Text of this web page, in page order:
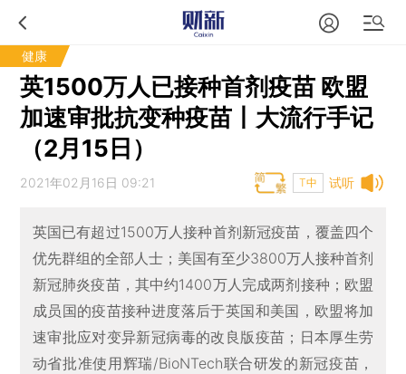
健康
英1500万人已接种首剂疫苗 欧盟
加速审批抗变种疫苗丨大流行手记
（2月15日）
试听
2021年02月16日 09:21 T中
英国已有超过1500万人接种首剂新冠疫苗，覆盖四个
优先群组的全部人士；美国有至少3800万人接种首剂
新冠肺炎疫苗，其中约1400万人完成两剂接种；欧盟
成员国的疫苗接种进度落后于英国和美国，欧盟将加
速审批应对变异新冠病毒的改良版疫苗；日本厚生劳
动省批准使用辉瑞/BioNTech联合研发的新冠疫苗，